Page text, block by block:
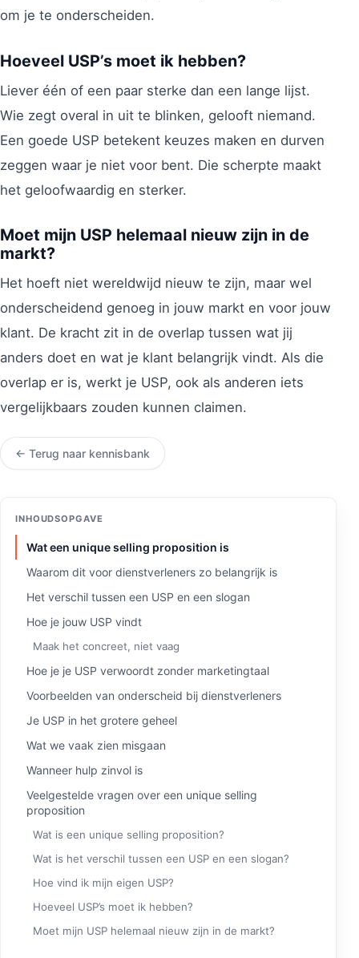
om je te onderscheiden.
Hoeveel USP’s moet ik hebben?
Liever één of een paar sterke dan een lange lijst.
Wie zegt overal in uit te blinken, gelooft niemand.
Een goede USP betekent keuzes maken en durven
zeggen waar je niet voor bent. Die scherpte maakt
het geloofwaardig en sterker.
Moet mijn USP helemaal nieuw zijn in de
markt?
Het hoeft niet wereldwijd nieuw te zijn, maar wel
onderscheidend genoeg in jouw markt en voor jouw
klant. De kracht zit in de overlap tussen wat jij
anders doet en wat je klant belangrijk vindt. Als die
overlap er is, werkt je USP, ook als anderen iets
vergelijkbaars zouden kunnen claimen.
← Terug naar kennisbank
INHOUDSOPGAVE
Wat een unique selling proposition is
Waarom dit voor dienstverleners zo belangrijk is
Het verschil tussen een USP en een slogan
Hoe je jouw USP vindt
Maak het concreet, niet vaag
Hoe je je USP verwoordt zonder marketingtaal
Voorbeelden van onderscheid bij dienstverleners
Je USP in het grotere geheel
Wat we vaak zien misgaan
Wanneer hulp zinvol is
Veelgestelde vragen over een unique selling
proposition
Wat is een unique selling proposition?
Wat is het verschil tussen een USP en een slogan?
Hoe vind ik mijn eigen USP?
Hoeveel USP’s moet ik hebben?
Moet mijn USP helemaal nieuw zijn in de markt?